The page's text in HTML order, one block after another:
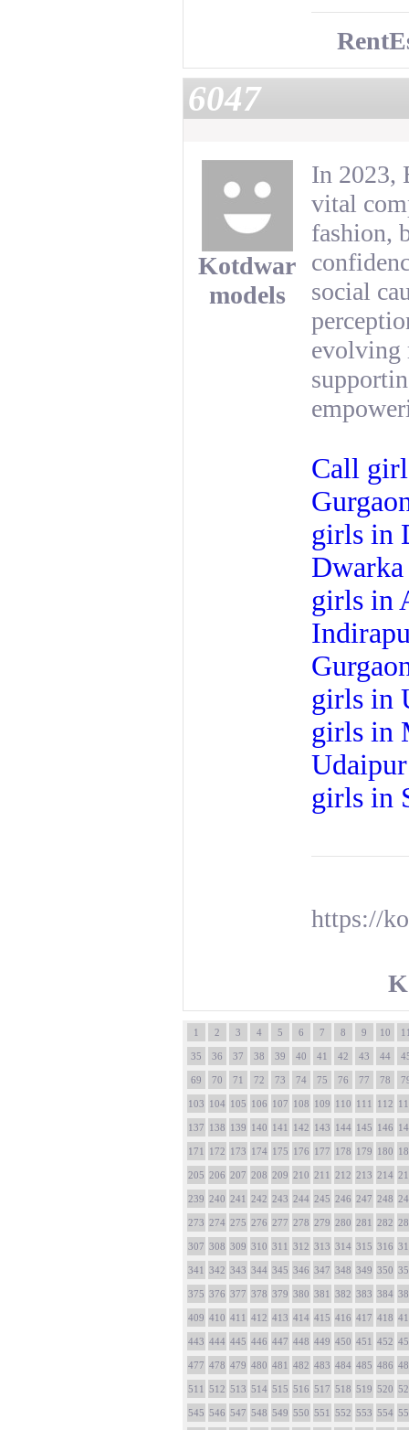
6047
Kotdwar
models
In 2023,
vital
fashion,
social
evolving
Call
girls in
Dwarka
girls in
girls in
girls in
Udaipur
girls in
https://
1 2 3 4 5 6 7 8 9 10
35 36 37 38 39 40 41 42 43 44
69 70 71 72 73 74 75 76 77 78
103 104 105 106 107 108 109 110 111 112
137 138 139 140 141 142 143 144 145 146
171 172 173 174 175 176 177 178 179 180
205 206 207 208 209 210 211 212 213 214
239 240 241 242 243 244 245 246 247 248
273 274 275 276 277 278 279 280 281 282
307 308 309 310 311 312 313 314 315 316
341 342 343 344 345 346 347 348 349 350
375 376 377 378 379 380 381 382 383 384
409 410 411 412 413 414 415 416 417 418
443 444 445 446 447 448 449 450 451 452
477 478 479 480 481 482 483 484 485 486
511 512 513 514 515 516 517 518 519 520
545 546 547 548 549 550 551 552 553 554